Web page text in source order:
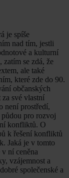
je spíše
nad tím, jestli
a kulturní
se zdá, že
ale také
které zde do 90.
občanských
své vlastní
není prostředí,
pro rozvoj
konfliktů. O
k řešení konfliktů
Jaká je v tomto
ní ceněna
vzájemnost a
společenské a